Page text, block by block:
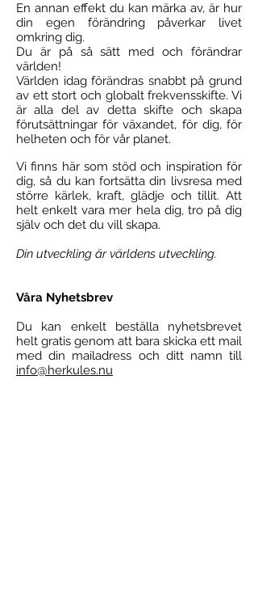
En annan effekt du kan märka av, är hur
din egen förändring påverkar livet
omkring dig.
Du ärpå så sätt med och förändrar
världen!
Världen idag förändras snabbt på grund
av ett stort och globalt frekvensskifte. Vi
är alla del av detta skifte och skapa
förutsättningar för växandet, för dig, för
helheten och för vår planet.
Vi finns här som stöd och inspiration för
dig, så du kan fortsätta din livsresa med
större kärlek, kraft, glädje och tillit. Att
helt enkelt vara mer hela dig, tro på dig
själv och det du vill skapa.
Din utveckling är världens utveckling.
Våra Nyhetsbrev
Du kan enkelt beställa nyhetsbrevet
helt gratis genom att bara skicka ett mail
med din mailadress och ditt namn till
info@herkules.nu